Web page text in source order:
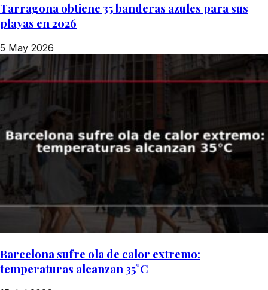
Tarragona obtiene 35 banderas azules para sus
playas en 2026
5 May 2026
Barcelona sufre ola de calor extremo:
temperaturas alcanzan 35°C